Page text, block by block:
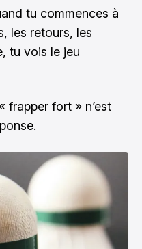
tu commences à
les retours, les
tu vois le jeu
frapper fort » n’est